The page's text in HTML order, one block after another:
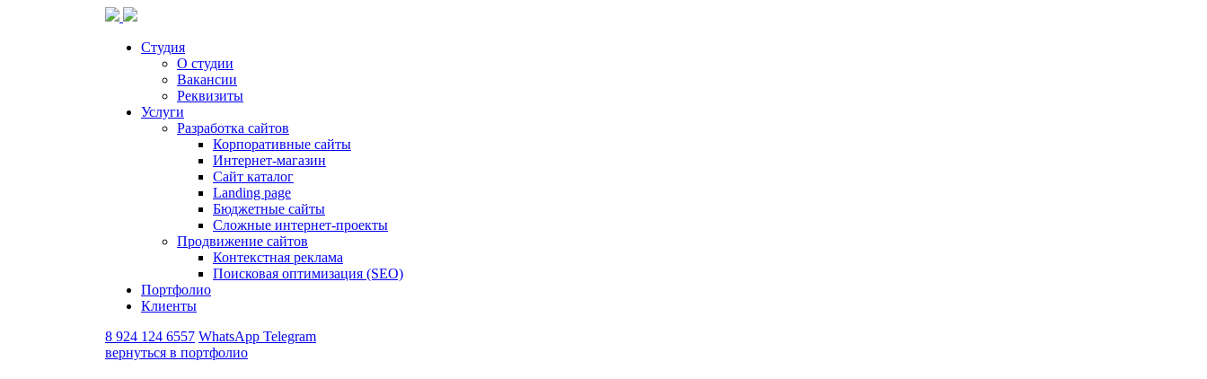
Студия
О студии
Вакансии
Реквизиты
Услуги
Разработка сайтов
Корпоративные сайты
Интернет-магазин
Сайт каталог
Landing page
Бюджетные сайты
Сложные интернет-проекты
Продвижение сайтов
Контекстная реклама
Поисковая оптимизация (SEO)
Портфолио
Клиенты
8 924 124 6557 WhatsApp Telegram
вернуться в портфолио